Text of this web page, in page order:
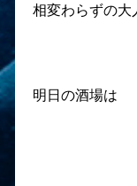
相変わらずの大
明日の酒場は